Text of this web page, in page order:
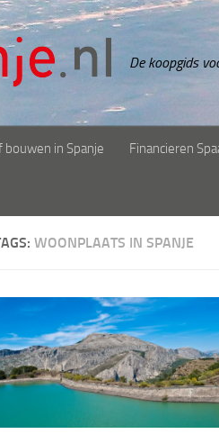
De koopgids
bouwen in Spanje Financieren
WOONPLAATS IN SPANJE